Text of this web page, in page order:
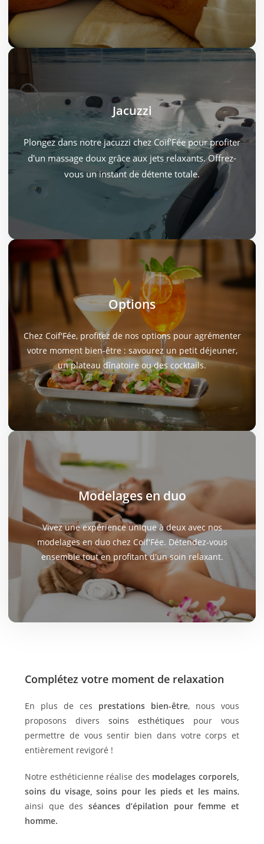
Jacuzzi
Plongez dans notre jacuzzi chez Coif'Fée pour profiter
d'un massage doux grâce aux jets relaxants. Offrez-
vous un instant de détente totale.
Options
Chez Coif'Fée, profitez de nos options pour agrémenter
votre moment bien-être : savourez un petit déjeuner,
un plateau dînatoire ou des cocktails.
Options
Petit déjeuner : 18€/duo
Plateau dînatoire : 22€/duo
Cocktails : 5€
Personne supplémentaire : 20€
Modelages en duo
Vivez une expérience unique à deux avec nos
modelages en duo chez Coif'Fée. Détendez-vous
ensemble tout en profitant d'un soin relaxant.
Modelages en duo
Relaxant 20 min : 40€
Relaxant 40 min : 75€
Relaxant 1h : 120€
Gommage + modelage 1h : 180€
Complétez votre moment de relaxation
En plus de ces prestations bien-être, nous vous
proposons divers soins esthétiques pour vous
permettre de vous sentir bien dans votre corps et
entièrement revigoré !
Notre esthéticienne réalise des modelages corporels,
soins du visage, soins pour les pieds et les mains,
ainsi que desséances d’épilation pour femme et
homme.